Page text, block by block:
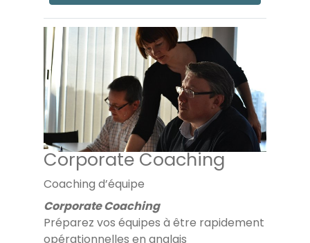
Corporate Coaching
Coaching d’équipe
Corporate Coaching
Préparez vos équipes à être rapidement
opérationnelles en anglais